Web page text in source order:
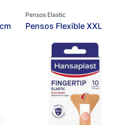
Pensos Elastic
Pensos Flexible XXL